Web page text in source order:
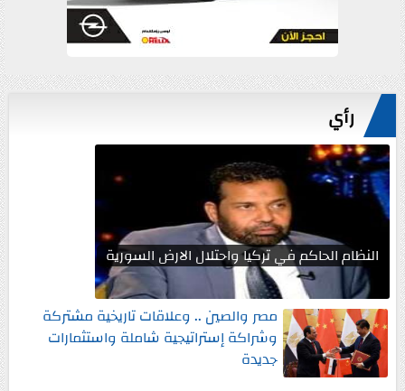
رأي
النظام الحاكم في تركيا واحتلال الارض السورية
مصر والصين .. وعلاقات تاريخية مشتركة
وشراكة إستراتيجية شاملة واستثمارات
جديدة